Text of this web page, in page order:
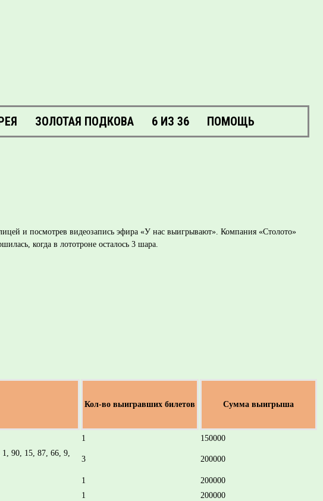
ЗОЛОТАЯ ПОДКОВА 6 ИЗ 36 ПОМОЩЬ
и посмотрев видеозапись эфира «У нас выигрывают». Компания «Столото»
когда в лототроне осталось 3 шара.
Кол-во выигравших билетов Сумма выигрыша
1 150000
90, 15, 87, 66, 9,
3 200000
1
200000
1
200000